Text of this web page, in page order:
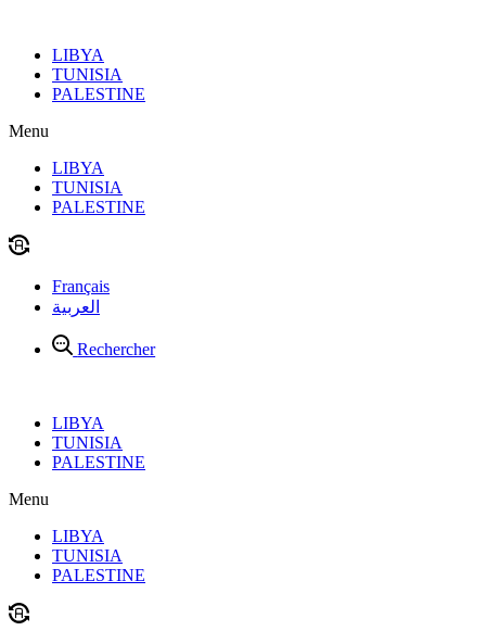
contenuLIBYA
TUNISIA
PALESTINE
Menu
LIBYA
TUNISIA
PALESTINE
Français
العربية
Rechercher
LIBYA
TUNISIA
PALESTINE
Menu
LIBYA
TUNISIA
PALESTINE